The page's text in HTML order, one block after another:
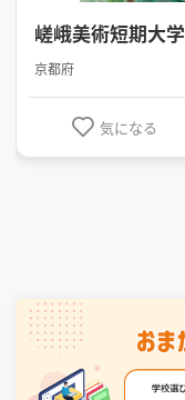
嵯峨美術短期大学
京都府
気になる